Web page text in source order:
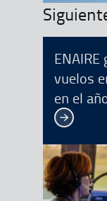
vuelos
en el
Ver más